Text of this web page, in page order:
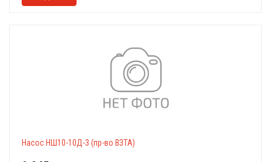
Насос НШ10-10Д-3 (пр-во ВЗТА)